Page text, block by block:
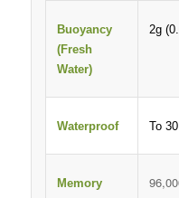
Buoyancy
(Fresh
Water)
2g
Waterproof To
Memory